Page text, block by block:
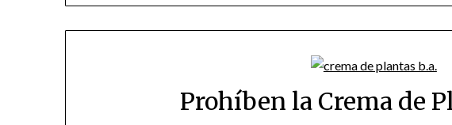
Prohíben la Crema de